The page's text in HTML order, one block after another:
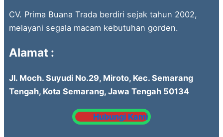
CV. Prima Buana Trada berdiri sejak tahun 2002,
melayani segala macam kebutuhan gorden.
Alamat :
Jl. Moch. Suyudi No.29, Miroto, Kec. Semarang
Tengah, Kota Semarang, Jawa Tengah 50134
Hubungi Kami